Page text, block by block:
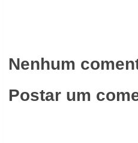
Nenhum
Postar um